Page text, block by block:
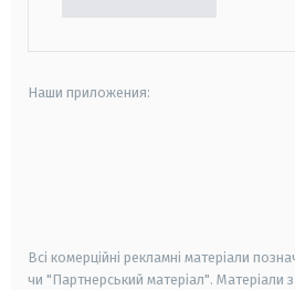
Наши приложения:
Всі комерційні рекламні матеріали
чи "Партнерський матеріал". Матеріали